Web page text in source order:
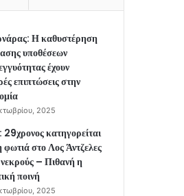
Η καθυστέρηση
υποθέσεων
έχουν
επιπτώσεις στην
2025
κατηγορείται
φωτιά στο Λος Άντζελες
– Πιθανή η
ποινή
2025